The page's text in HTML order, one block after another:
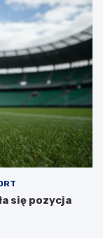
się pozycja